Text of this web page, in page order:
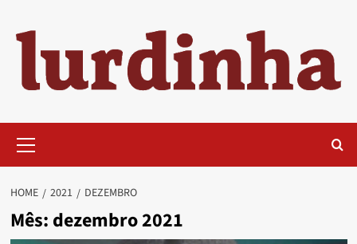
content
Menu
HOME 2021 DEZEMBRO
Mês: dezembro 2021